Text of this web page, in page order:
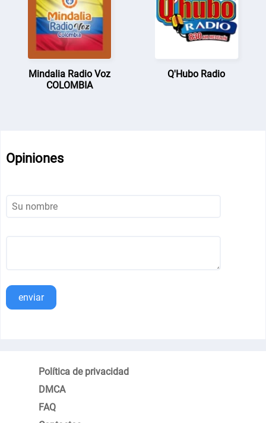
Mindalia Radio Voz
COLOMBIA
Q'Hubo Radio
Opiniones
enviar
Política de privacidad
DMCA
FAQ